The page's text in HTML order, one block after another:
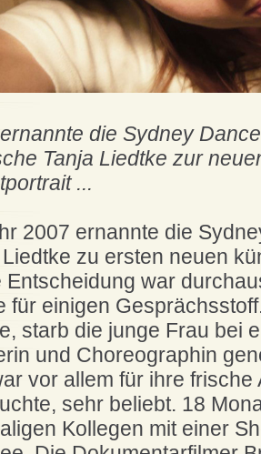
die Sydney
Tanja Liedtke zur
...
2007 ernannte die
Liedtke zu ersten neuen
Entscheidung war
für einigen
starb die junge Frau bei
und Choreographin
vor allem für ihre
sehr beliebt. 18
Kollegen mit einer